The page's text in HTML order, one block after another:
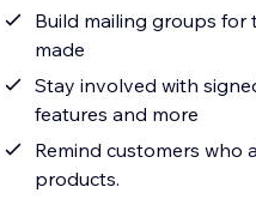
Build mailing groups
made
Stay involved with
features and more
Remind customers who
products.